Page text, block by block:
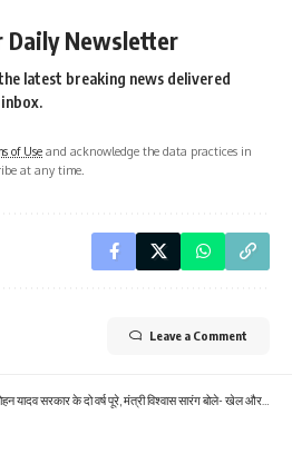
Daily Newsletter
latest breaking news delivered
of Use and acknowledge the data practices in
at any time.
Leave a Comment
यादव सरकार के दो वर्ष पूरे, मंत्री विश्वास सारंग बोले- खेल और सहकारिता में हुई अभूतपूर्व प्रगति